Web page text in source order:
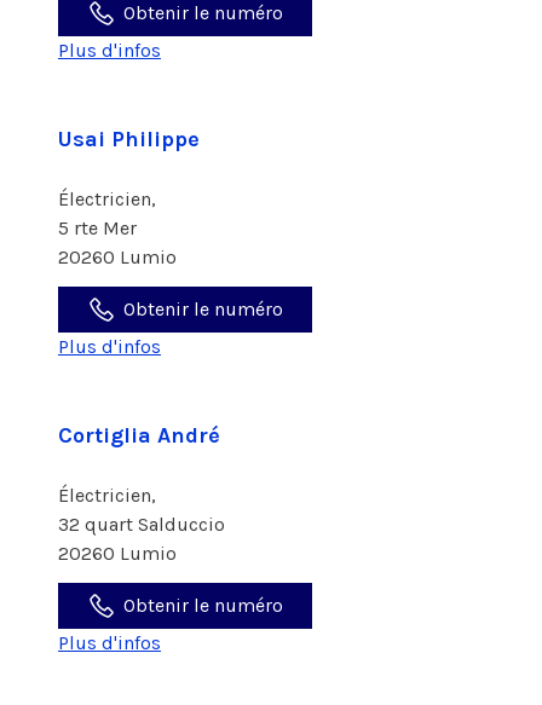
Obtenir le numéro
Plus d'infos
Usai Philippe
Électricien,
5 rte Mer
20260 Lumio
Obtenir le numéro
Plus d'infos
Cortiglia André
Électricien,
32 quart Salduccio
20260 Lumio
Obtenir le numéro
Plus d'infos